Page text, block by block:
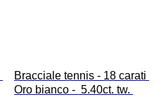
Bracciale tennis - 18 carati
Oro bianco -  5.40ct. tw.